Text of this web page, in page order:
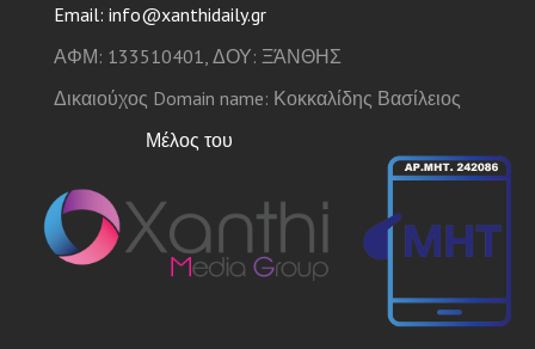
Email: info@xanthidaily.gr
ΑΦΜ: 133510401, ΔΟΥ: ΞΆΝΘΗΣ
Δικαιούχος Domain name: Κοκκαλίδης Βασίλειος
Μέλος του